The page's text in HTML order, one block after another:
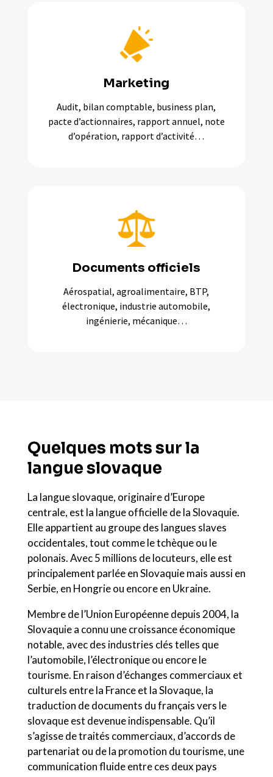
Marketing
Audit, bilan comptable, business plan,
pacte d’actionnaires, rapport annuel, note
d’opération, rapport d’activité…
Documents officiels
Aérospatial, agroalimentaire, BTP,
électronique, industrie automobile,
ingénierie, mécanique…
Quelques mots sur la
langue slovaque
La langue slovaque, originaire d’Europe
centrale, est la langue officielle de la Slovaquie.
Elle appartient au groupe des langues slaves
occidentales, tout comme le tchèque ou le
polonais. Avec 5 millions de locuteurs, elle est
principalement parlée en Slovaquie mais aussi en
Serbie, en Hongrie ou encore en Ukraine.
Membre de l’Union Européenne depuis 2004, la
Slovaquie a connu une croissance économique
notable, avec des industries clés telles que
l’automobile, l’électronique ou encore le
tourisme. En raison d’échanges commerciaux et
culturels entre la France et la Slovaque, la
traduction de documents du français vers le
slovaque est devenue indispensable. Qu’il
s’agisse de traités commerciaux, d’accords de
partenariat ou de la promotion du tourisme, une
communication fluide entre ces deux pays